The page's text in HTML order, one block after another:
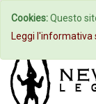
Home
Cookies:Questo
Leggi l'informativa